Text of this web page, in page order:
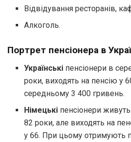
Відвідування ресторанів,
Алкоголь.
Портрет пенсіонера в
Українські пенсіонери в
роки, виходять на пенсію у
середньому 3 400 гривень.
Німецькі пенсіонери
82 роки, але виходять на
у 66. При цьому отримують